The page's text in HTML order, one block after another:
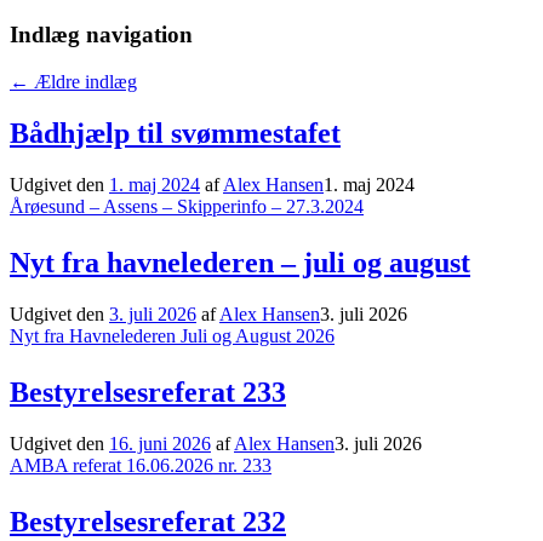
Indlæg navigation
← Ældre indlæg
Bådhjælp til svømmestafet
Udgivet den 1. maj 2024 afAlex Hansen1. maj 2024
Årøesund – Assens – Skipperinfo – 27.3.2024
Nyt fra havnelederen – juli og august
Udgivet den 3. juli 2026 afAlex Hansen3. juli 2026
Nyt fra Havnelederen Juli og August 2026
Bestyrelsesreferat 233
Udgivet den 16. juni 2026 afAlex Hansen3. juli 2026
AMBA referat 16.06.2026 nr. 233
Bestyrelsesreferat 232